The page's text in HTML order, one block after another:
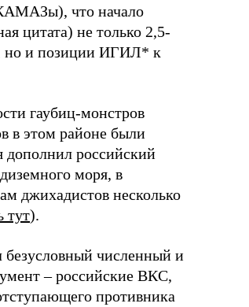
что начало
цитата) не только 2,5-
но и позиции ИГИЛ* к
гаубиц-монстров
в этом районе были
российский
моря, в
джихадистов несколько
тут).
безусловный численный и
– российские ВКС,
противника